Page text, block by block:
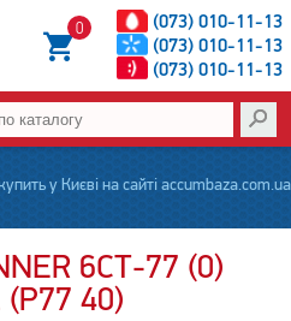
(073) 010-11-13
(073) 010-11-13
(073) 010-11-13
0
у Києві на сайті accumbaza.com.ua
6СТ-77 (0)
40)